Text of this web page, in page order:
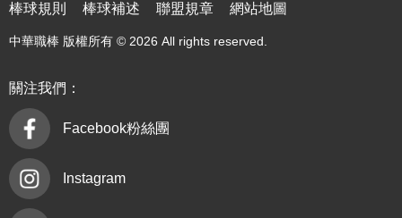
棒球規則 棒球補述 聯盟規章 網站地圖
中華職棒 版權所有 © 2026 All rights reserved.
關注我們：
Facebook粉絲團
Instagram